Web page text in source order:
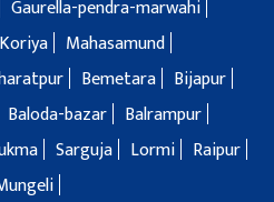
Gaurella-pendra-marwahi
Koriya
Mahasamund
Bemetara
Bijapur
Baloda-bazar
Balrampur
Sarguja Lormi
Raipur